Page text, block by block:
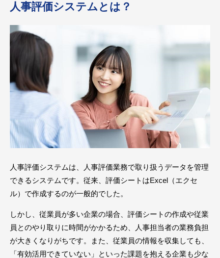
人事評価システムとは？
人事評価システムは、人事評価業務で取り扱うデータを管理
できるシステムです。従来、評価シートはExcel（エクセ
ル）で作成するのが一般的でした。
しかし、従業員が多い企業の場合、評価シートの作成や従業
員とのやり取りに時間がかかるため、人事担当者の業務負担
が大きくなりがちです。また、従業員の情報を収集しても、
「有効活用できていない」といった課題を抱える企業も少な